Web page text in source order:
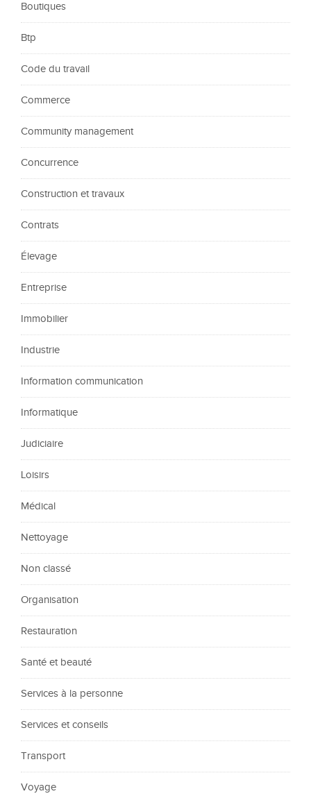
Boutiques
Btp
Code du travail
Commerce
Community management
Concurrence
Construction et travaux
Contrats
Élevage
Entreprise
Immobilier
Industrie
Information communication
Informatique
Judiciaire
Loisirs
Médical
Nettoyage
Non classé
Organisation
Restauration
Santé et beauté
Services à la personne
Services et conseils
Transport
Voyage